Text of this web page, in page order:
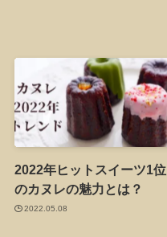
2022年ヒットスイーツ1位
のカヌレの魅力とは？
2022.05.08